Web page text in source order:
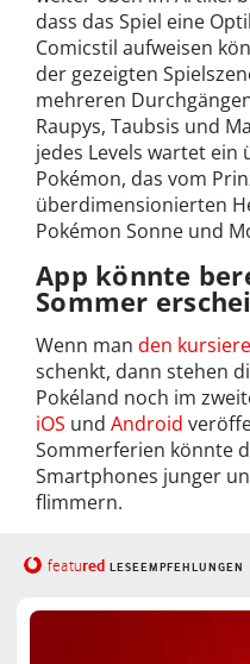
dass das Spiel eine
Comicstil aufweisen
der gezeigten
mehreren
Raupys, Taubsis und
jedes Levels wartet ein
Pokémon, das vom
überdimensionierten
Pokémon Sonne und
App könnte
Sommer
Wenn man den
schenkt, dann stehen
Pokéland noch im
iOS und Android
Sommerferien könnte
Smartphones junger
flimmern.
featured LESEEMPFEHLUNGEN